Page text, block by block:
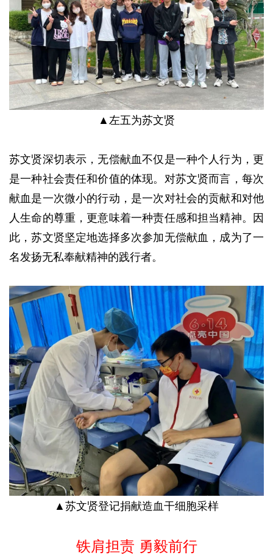
▲左五为苏文贤
苏文贤深切表示，无偿献血不仅是一种个人行为，更
是一种社会责任和价值的体现。对苏文贤而言，每次
献血是一次微小的行动，是一次对社会的贡献和对他
人生命的尊重，更意味着一种责任感和担当精神。因
此，苏文贤坚定地选择多次参加无偿献血，成为了一
名发扬无私奉献精神的践行者。
▲苏文贤登记捐献造血干细胞采样
铁肩担责 勇毅前行